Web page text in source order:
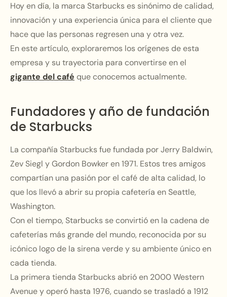
Hoy en día, la marca Starbucks es sinónimo de calidad,
innovación y una experiencia única para el cliente que
hace que las personas regresen una y otra vez.
En este artículo, exploraremos los orígenes de esta
empresa y su trayectoria para convertirse en el
gigante del café que conocemos actualmente.
Fundadores y año de fundación
de Starbucks
La compañía Starbucks fue fundada por Jerry Baldwin,
Zev Siegl y Gordon Bowker en 1971. Estos tres amigos
compartían una pasión por el café de alta calidad, lo
que los llevó a abrir su propia cafetería en Seattle,
Washington.
Con el tiempo, Starbucks se convirtió en la cadena de
cafeterías más grande del mundo, reconocida por su
icónico logo de la sirena verde y su ambiente único en
cada tienda.
La primera tienda Starbucks abrió en 2000 Western
Avenue y operó hasta 1976, cuando se trasladó a 1912